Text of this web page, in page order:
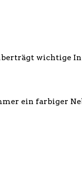
wichtige
ein farbiger